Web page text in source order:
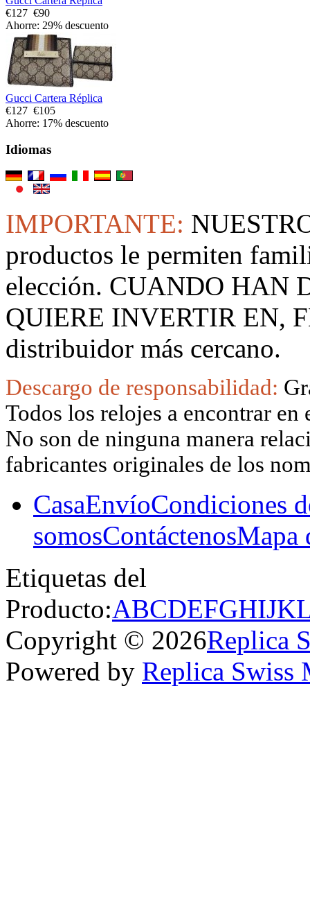
€127 €90
Ahorre: 29% descuento
Gucci Cartera Réplica
€127 €105
Ahorre: 17% descuento
Idiomas
IMPORTANTE:
productos le permiten
elección. CUANDO HAN
QUIERE INVERTIR EN,
distribuidor más cercano.
Descargo de responsabilidad:
Todos los relojes a encontrar
No son de ninguna manera
fabricantes originales de los
CasaEnvíoCondiciones
somosContáctenosMapa
Etiquetas del
Producto:ABCDEFGHIJK
Copyright © 2026Replica
Powered by Replica Swiss